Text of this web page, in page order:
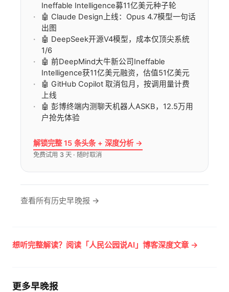
Ineffable Intelligence募11亿美元种子轮
🤖 Claude Design上线：Opus 4.7模型一句话
出图
🤖 DeepSeek开源V4模型，成本仅顶尖系统
1/6
🤖 前DeepMind大牛新公司Ineffable
Intelligence获11亿美元融资，估值51亿美元
🤖 GitHub Copilot 取消包月，按调用量计费
上线
🤖 彭博终端内测聊天机器人ASKB，12.5万用
户抢先体验
解锁完整 15 条头条 + 深度分析 →
免费试用 3 天 · 随时取消
查看所有历史早晚报 →
想听完整解读？阅读「人民公园说AI」博客深度文章 →
更多早晚报